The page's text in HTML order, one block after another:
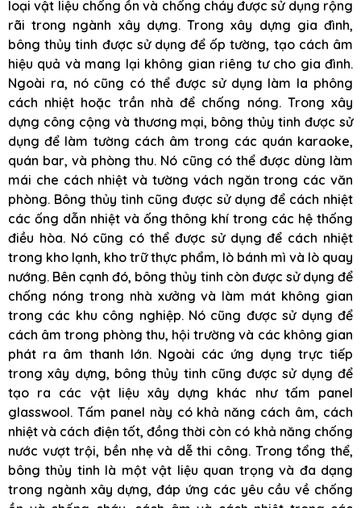
loại vật liệu chống ồn và chống cháy được sử dụng rộng
rãi trong ngành xây dựng. Trong xây dựng gia đình,
bông thủy tinh được sử dụng để ốp tường, tạo cách âm
hiệu quả và mang lại không gian riêng tư cho gia đình.
Ngoài ra, nó cũng có thể được sử dụng làm la phông
cách nhiệt hoặc trần nhà để chống nóng. Trong xây
dựng công cộng và thương mại, bông thủy tinh được sử
dụng để làm tường cách âm trong các quán karaoke,
quán bar, và phòng thu. Nó cũng có thể được dùng làm
mái che cách nhiệt và tường vách ngăn trong các văn
phòng. Bông thủy tinh cũng được sử dụng để cách nhiệt
các ống dẫn nhiệt và ống thông khí trong các hệ thống
điều hòa. Nó cũng có thể được sử dụng để cách nhiệt
trong kho lạnh, kho trữ thực phẩm, lò bánh mì và lò quay
nướng. Bên cạnh đó, bông thủy tinh còn được sử dụng để
chống nóng trong nhà xưởng và làm mát không gian
trong các khu công nghiệp. Nó cũng được sử dụng để
cách âm trong phòng thu, hội trường và các không gian
phát ra âm thanh lớn. Ngoài các ứng dụng trực tiếp
trong xây dựng, bông thủy tinh cũng được sử dụng để
tạo ra các vật liệu xây dựng khác như tấm panel
glasswool. Tấm panel này có khả năng cách âm, cách
nhiệt và cách điện tốt, đồng thời còn có khả năng chống
nước vượt trội, bền nhẹ và dễ thi công. Trong tổng thể,
bông thủy tinh là một vật liệu quan trọng và đa dạng
trong ngành xây dựng, đáp ứng các yêu cầu về chống